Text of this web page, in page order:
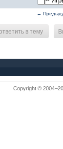
←
в тему
Copyright ©